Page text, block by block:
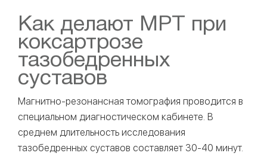
Как делают МРТ при
коксартрозе
тазобедренных
суставов
Магнитно-резонансная томография проводится в
специальном диагностическом кабинете. В
среднем длительность исследования
тазобедренных суставов составляет 30-40 минут.